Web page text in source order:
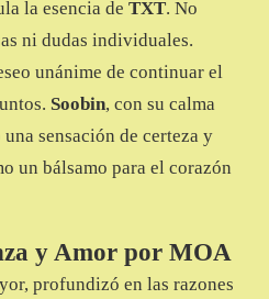
la esencia de TXT. No
ni dudas individuales.
unánime de continuar el
Soobin, con su calma
sensación de certeza y
un bálsamo para el corazón
y Amor por MOA
profundizó en las razones